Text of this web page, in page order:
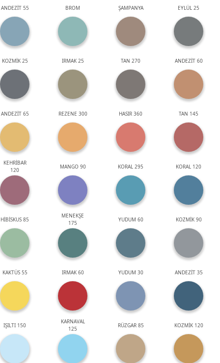
ANDEZİT 55 BROM ŞAMPANYA EYLÜL 25
KOZMİK 25 IRMAK 25 TAN 270 ANDEZİT 60
ANDEZİT 65 REZENE 300 HASIR 360 TAN 145
KEHRİBAR
120
MANGO 90 KORAL 295 KORAL 120
HİBİSKUS 85
MENEKŞE
175
YUDUM 60 KOZMİK 90
KAKTÜS 55 IRMAK 60 YUDUM 30 ANDEZİT 35
IŞILTI 150
KARNAVAL
125
RÜZGAR 85 KOZMİK 120